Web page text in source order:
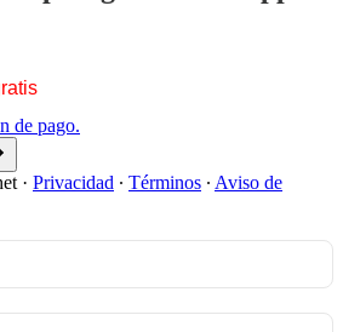
de pago.
· Privacidad ∙ Términos ∙ Aviso de